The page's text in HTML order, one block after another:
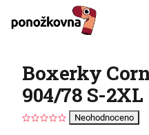
Boxerky
904/78 S-2XL
Neohodnoceno